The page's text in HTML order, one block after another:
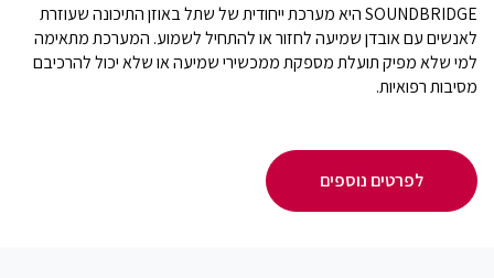
SOUNDBRIDGE היא מערכת ייחודית של שתל באוזן התיכונה שעוזרת
לאנשים עם אובדן שמיעה לחזור או להתחיל לשמוע. המערכת מתאימה
למי שלא מפיק תועלת מספקת ממכשירי שמיעה או שלא יכול להרכיבם
מסיבות רפואיות.
לפרטים נוספים